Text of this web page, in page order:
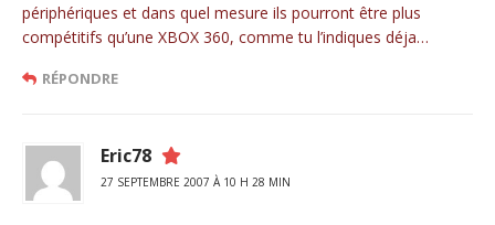
périphériques et dans quel mesure ils pourront être plus
compétitifs qu’une XBOX 360, comme tu l’indiques déja…
RÉPONDRE
Eric78
27 SEPTEMBRE 2007 À 10 H 28 MIN